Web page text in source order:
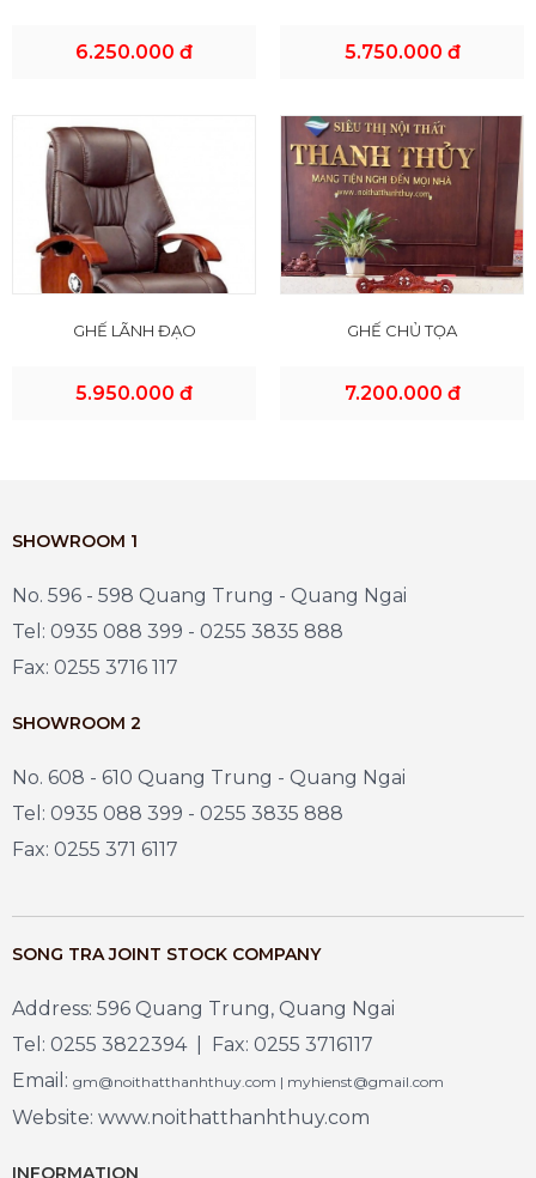
6.250.000 đ 5.750.000 đ
GHẾ LÃNH ĐẠO
5.950.000 đ
GHẾ CHỦ TỌA
7.200.000 đ
SHOWROOM 1
No. 596 - 598 Quang Trung - Quang Ngai
Tel: 0935 088 399 - 0255 3835 888
Fax: 0255 3716 117
SHOWROOM 2
No. 608 - 610 Quang Trung - Quang Ngai
Tel: 0935 088 399 - 0255 3835 888
Fax: 0255 371 6117
SONG TRA JOINT STOCK COMPANY
Address: 596 Quang Trung, Quang Ngai
Tel: 0255 3822394 | Fax: 0255 3716117
Email: gm@noithatthanhthuy.com | myhienst@gmail.com
Website: www.noithatthanhthuy.com
INFORMATION